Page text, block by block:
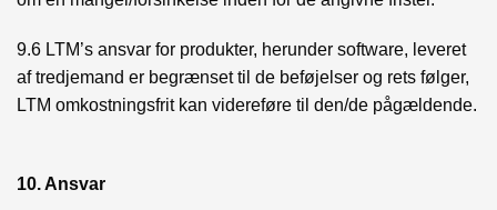
9.6 LTM’s ansvar for produkter, herunder software, leveret
af tredjemand er begrænset til de beføjelser og rets følger,
LTM omkostningsfrit kan videreføre til den/de pågældende.
10. Ansvar